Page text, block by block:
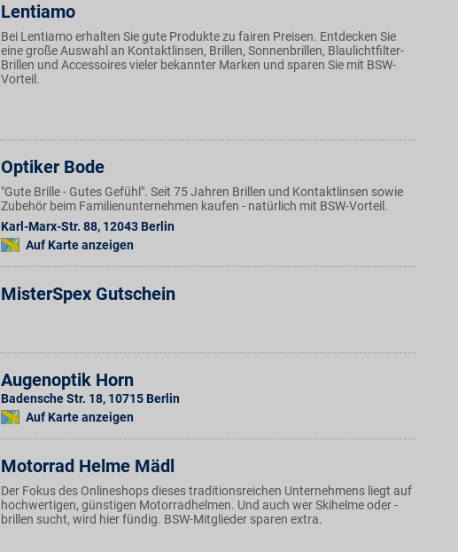
Lentiamo
Bei Lentiamo erhalten Sie gute Produkte zu fairen Preisen. Entdecken Sie
eine große Auswahl an Kontaktlinsen, Brillen, Sonnenbrillen, Blaulichtfilter-
Brillen und Accessoires vieler bekannter Marken und sparen Sie mit BSW-
Vorteil.
Optiker Bode
"Gute Brille - Gutes Gefühl". Seit 75 Jahren Brillen und Kontaktlinsen sowie
Zubehör beim Familienunternehmen kaufen - natürlich mit BSW-Vorteil.
Karl-Marx-Str. 88, 12043 Berlin
Auf Karte anzeigen
MisterSpex Gutschein
Augenoptik Horn
Badensche Str. 18, 10715 Berlin
Auf Karte anzeigen
Motorrad Helme Mädl
Der Fokus des Onlineshops dieses traditionsreichen Unternehmens liegt auf
hochwertigen, günstigen Motorradhelmen. Und auch wer Skihelme oder -
brillen sucht, wird hier fündig. BSW-Mitglieder sparen extra.